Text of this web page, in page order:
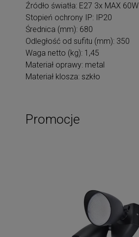
Źródło światła: E27 3x MAX 60W
Stopień ochrony IP: IP20
Średnica (mm): 680
Odległość od sufitu (mm): 350
Waga netto (kg): 1,45
Materiał oprawy: metal
Materiał klosza: szkło
Promocje